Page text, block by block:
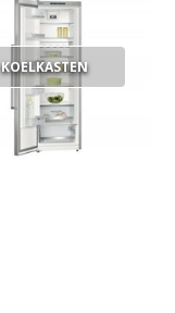
KOELKASTEN